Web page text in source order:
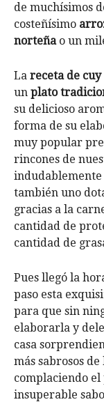
de muchísimos
costeñísimo
norteñao un
La receta de
un plato
su delicioso
forma de su
muy popular
rincones de
indudablemente
también uno
gracias a la
cantidad de
cantidad de
Pues llegó la
paso esta
para que sin
elaborarla y
casa
más sabrosos
complaciendo
insuperable